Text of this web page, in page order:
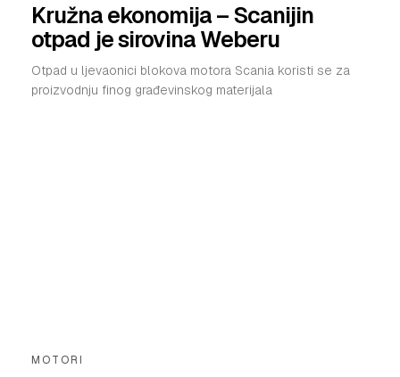
Kružna ekonomija – Scanijin
otpad je sirovina Weberu
Otpad u ljevaonici blokova motora Scania koristi se za
proizvodnju finog građevinskog materijala
MOTORI